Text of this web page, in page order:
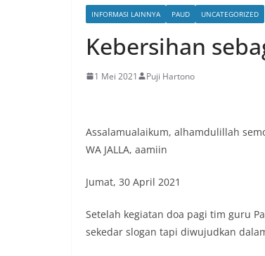
INFORMASI LAINNYA PAUD UNCATEGORIZED
Kebersihan
1 Mei 2021 Puji Hartono
Assalamualaikum, alhamdulillah
WA JALLA, aamiin
Jumat, 30 April 2021
Setelah kegiatan doa pagi tim guru
sekedar slogan tapi diwujudkan